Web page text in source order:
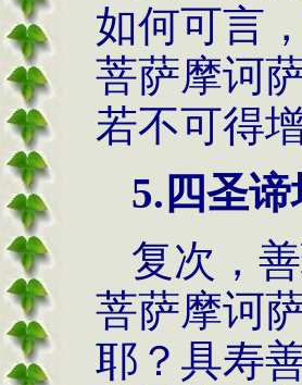
如何可言
菩萨摩诃
若不可得
5. 四圣
复次，
菩萨摩诃
耶？具寿